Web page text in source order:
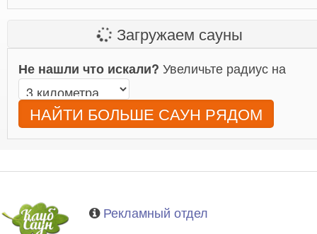
Загружаем сауны
Не нашли что искали? Увеличьте радиус на
НАЙТИ БОЛЬШЕ САУН РЯДОМ
Рекламный отдел